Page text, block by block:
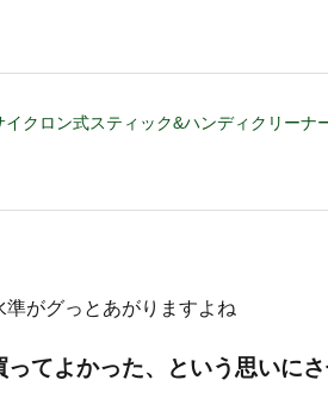
クロン式スティック&ハンディクリーナ
がグっとあがりますよね
てよかった、という思いに